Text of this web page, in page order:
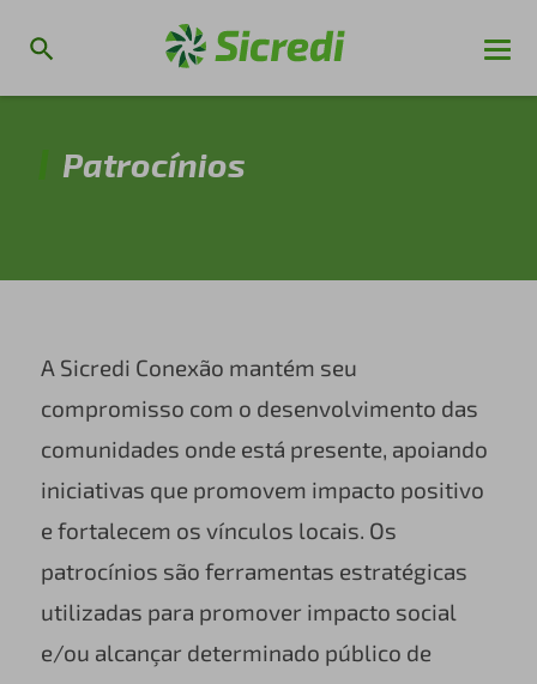
Patrocínios
A Sicredi Conexão mantém seu
compromisso com o desenvolvimento das
comunidades onde está presente, apoiando
iniciativas que promovem impacto positivo
e fortalecem os vínculos locais. Os
patrocínios são ferramentas estratégicas
utilizadas para promover impacto social
e/ou alcançar determinado público de